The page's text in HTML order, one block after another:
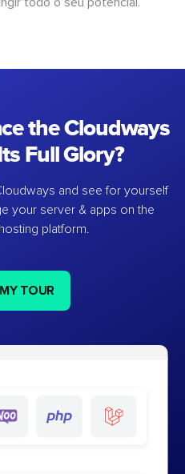
the Cloudways
Full Glory?
and see for yourself
your server & apps on the
platform.
TOUR